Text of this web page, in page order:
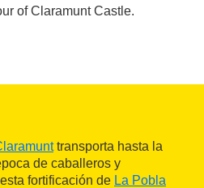
of Claramunt Castle.
transporta hasta la
de caballeros y
fortificación de La Pobla